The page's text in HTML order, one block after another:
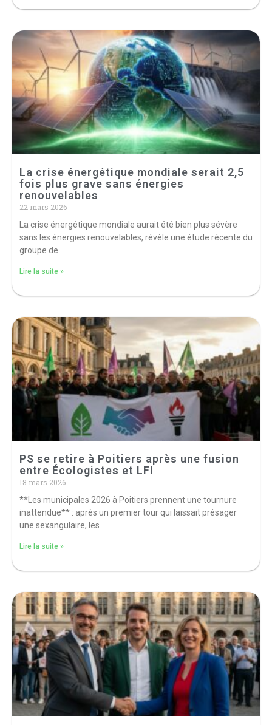
La crise énergétique mondiale serait 2,5
fois plus grave sans énergies
renouvelables
22 mars 2026
La crise énergétique mondiale aurait été bien plus sévère
sans les énergies renouvelables, révèle une étude récente du
groupe de
Lire la suite »
PS se retire à Poitiers après une fusion
entre Écologistes et LFI
18 mars 2026
**Les municipales 2026 à Poitiers prennent une tournure
inattendue** : après un premier tour qui laissait présager
une sexangulaire, les
Lire la suite »